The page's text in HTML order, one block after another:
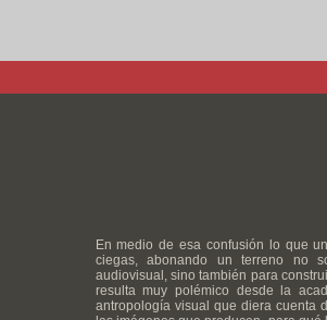
En medio de esa confusión lo que
ciegas, abonando un terreno no
audiovisual, sino también para
resulta muy polémico desde la
antropología visual que diera cuenta